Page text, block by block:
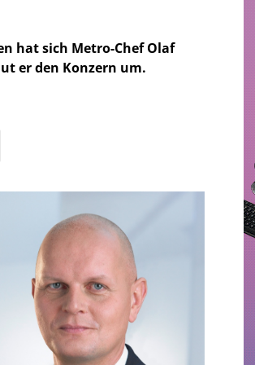
hat sich Metro-Chef Olaf
er den Konzern um.